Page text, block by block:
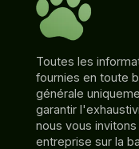
Toutes les
fournies en toute
générale
garantir
nous vous
entreprise sur la